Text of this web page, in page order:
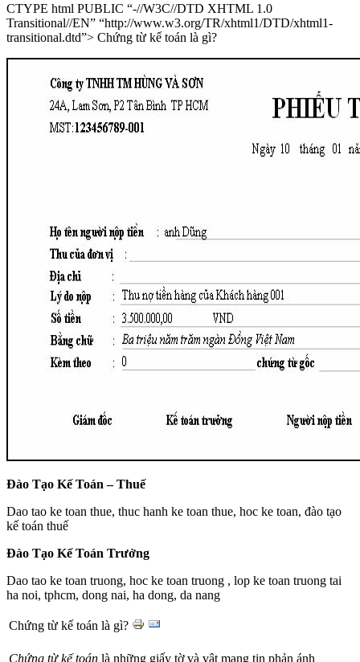
CTYPE html PUBLIC “-//W3C//DTD XHTML 1.0
Transitional//EN” “http://www.w3.org/TR/xhtml1/DTD/xhtml1-
transitional.dtd”> Chứng từ kế toán là gì?
Đào Tạo Kế Toán – Thuế
Dao tao ke toan thue, thuc hanh ke toan thue, hoc ke toan, đào tạo
kế toán thuế
Đào Tạo Kế Toán Trưởng
Dao tao ke toan truong, hoc ke toan truong , lop ke toan truong tai
ha noi, tphcm, dong nai, ha dong, da nang
Chứng từ kế toán là gì?
Chứng từ kế toán là những giấy tờ và vật mang tin phản ánh